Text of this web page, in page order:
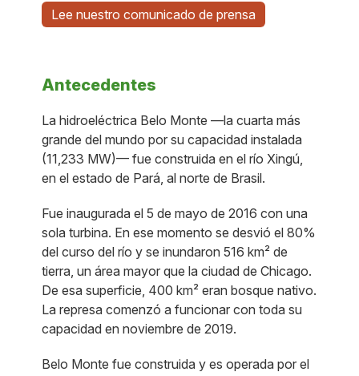
Lee nuestro comunicado de prensa
Antecedentes
La hidroeléctrica Belo Monte —la cuarta más
grande del mundo por su capacidad instalada
(11,233 MW)— fue construida en el río Xingú,
en el estado de Pará, al norte de Brasil.
Fue inaugurada el 5 de mayo de 2016 con una
sola turbina. En ese momento se desvió el 80%
del curso del río y se inundaron 516 km² de
tierra, un área mayor que la ciudad de Chicago.
De esa superficie, 400 km² eran bosque nativo.
La represa comenzó a funcionar con toda su
capacidad en noviembre de 2019.
Belo Monte fue construida y es operada por el